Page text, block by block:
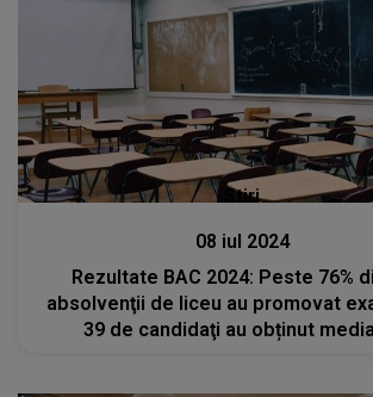
Stiri
08 iul 2024
Rezultate BAC 2024: Peste 76%
absolvenţii de liceu au promovat
39 de candidaţi au obținut